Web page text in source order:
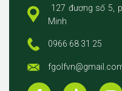
127 đương số 5,
Minh
0966 68 31 25